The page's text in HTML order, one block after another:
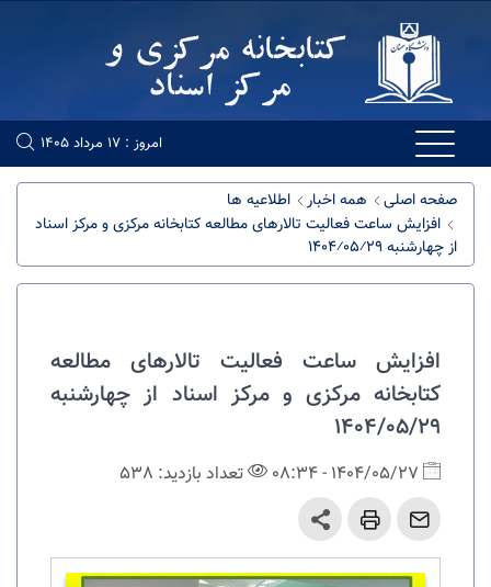
امروز : 17 مرداد 1405
صفحه اصلی همه اخبار
اطلاعیه ها
افزایش ساعت فعالیت تالارهای مطالعه کتابخانه مرکزی و مرکز اسناد
از چهارشنبه 1404⁄05⁄29
افزایش ساعت فعالیت تالارهای مطالعه
کتابخانه مرکزی و مرکز اسناد از چهارشنبه
1404/05/29
1404/05/27 - 08:34 تعداد بازدید: 538